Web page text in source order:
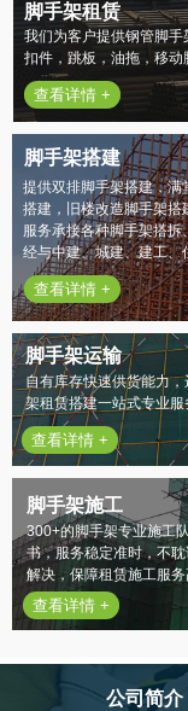
脚手架租赁
我们为客户提供钢管脚手
扣件，跳板，油拖，移动
查看详情 +
脚手架搭建
查看详情 +
提供双排脚手架搭建，
搭建，旧楼改造脚手架
服务承接各种脚手架搭
经与中建、城建、建工
脚手架运输
查看详情 +
自有库存快速供货能力
架租赁搭建一站式专业服
脚手架施工
查看详情 +
300+的脚手架专业施工
书，服务稳定准时，不
解决，保障租赁施工服务
公司简